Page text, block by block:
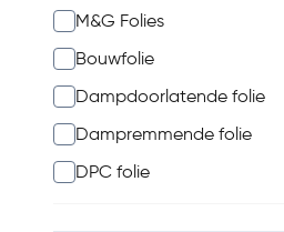
M&G Folies
products available
Bouwfolie
products available
Dampdoorlatende folie
products available
Dampremmende folie
products available
DPC folie
products available